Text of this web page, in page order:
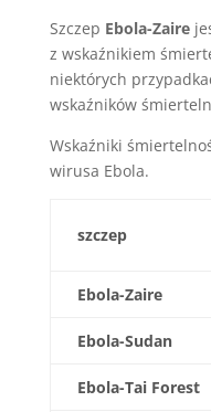
Szczep Ebola-Zaire
z wskaźnikiem
niektórych
wskaźników
Wskaźniki
wirusa Ebola.
szczep
Ebola-Zaire
Ebola-Sudan
Ebola-Tai Forest